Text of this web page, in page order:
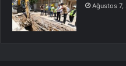
Ağustos 7,